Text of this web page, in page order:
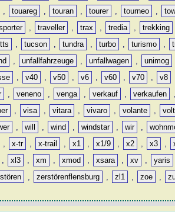
, touareg , touran , tourer , tourneo ,
, traveller , trax , tredia , trekking
tts , tucson , tundra , turbo , turismo ,
, unfallfahrzeuge , unfallwagen , unimog
, v40 , v50 , v6 , v60 , v70 , v8
, veneno , venga , verkauf , verkaufen ,
, visa , vitara , vivaro , volante , volt
, will , wind , windstar , wir ,
, x-tr , x-trail , x1 , x1/9 , x2 , x3 ,
, xl3 , xm , xmod , xsara , xv , yaris
, zerstörenflensburg , zl1 , zoe ,